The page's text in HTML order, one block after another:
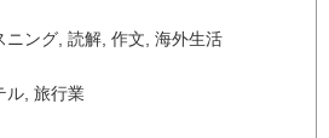
ニング 読解 作文 海外生活
ル 旅行業